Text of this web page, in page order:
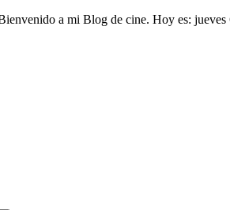
Saltar
a mi Blog de cine. Hoy es: jueves